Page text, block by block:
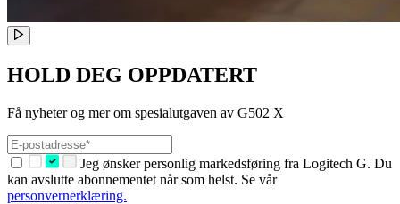
HOLD DEG OPPDATERT
Få nyheter og mer om spesialutgaven av G502 X
Jeg ønsker personlig markedsføring fra Logitech G. Du
kan avslutte abonnementet når som helst. Se vår
personvernerklæring.